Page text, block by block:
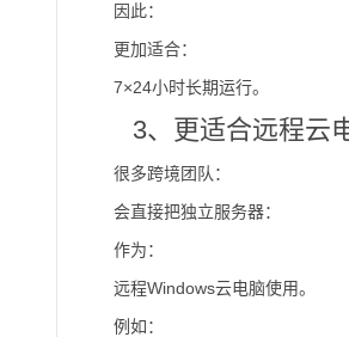
因此：
更加适合：
7×24小时长期运行。
3、更适合远程云
很多跨境团队：
会直接把独立服务器：
作为：
远程Windows云电脑使用。
例如：